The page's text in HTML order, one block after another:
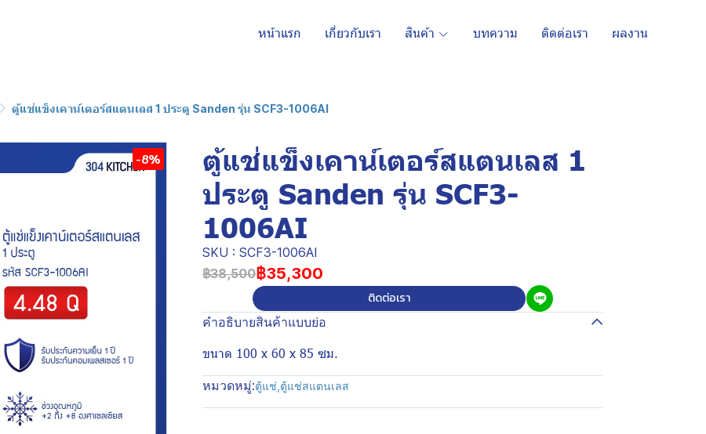
หน้าแรก เกี่ยวกับเรา สินค้า บทความ ติดต่อเรา ผลงาน
ตู้แช่แข็งเคาน์เตอร์สแตนเลส 1 ประตู Sanden รุ่น SCF3-1006AI
-8%
ตู้แช่แข็งเคาน์เตอร์สแตนเลส 1
ประตู Sanden รุ่น SCF3-
1006AI
SKU : SCF3-1006AI
฿38,500฿35,300
ติดต่อเรา
คำอธิบายสินค้าแบบย่อ
ขนาด 100 x 60 x 85 ซม.
หมวดหมู่:ตู้แช่ ตู้แช่สแตนเลส